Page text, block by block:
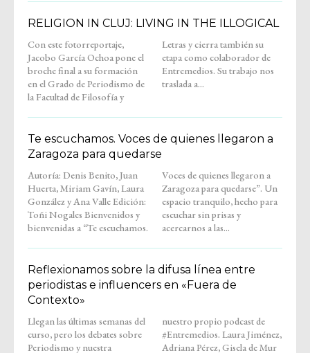
RELIGION IN CLUJ: LIVING IN THE ILLOGICAL
Con este fotorreportaje,
Jacobo García Ochoa pone el
broche final a su formación
en el Grado de Periodismo de
la Facultad de Filosofía y
Letras y cierra también su
etapa como colaborador de
Entremedios. Su trabajo nos
traslada a...
Te escuchamos. Voces de quienes llegaron a
Zaragoza para quedarse
Autoría: Denis Benito, Juan
Huerta, Miriam Gavín, Laura
González y Ana Valle Edición:
Toñi Nogales Bienvenidos y
bienvenidas a “Te escuchamos.
Voces de quienes llegaron a
Zaragoza para quedarse”. Un
espacio tranquilo, hecho para
escuchar sin prisas y
acercarnos a las...
Reflexionamos sobre la difusa línea entre
periodistas e influencers en «Fuera de
Contexto»
Llegan las últimas semanas del
curso, pero los debates sobre
Periodismo y nuestra
nuestro propio podcast de
#Entremedios. Laura Jiménez,
Adriana Pérez, Gisela de Mur